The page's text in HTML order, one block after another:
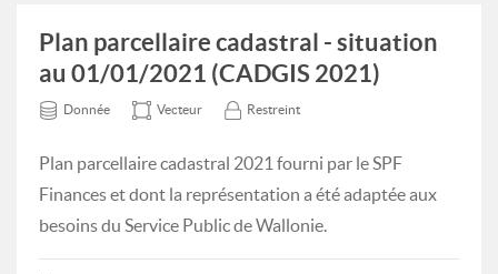
Plan parcellaire cadastral - situation
au 01/01/2021 (CADGIS 2021)
Donnée Vecteur Restreint
Plan parcellaire cadastral 2021 fourni par le SPF
Finances et dont la représentation a été adaptée aux
besoins du Service Public de Wallonie.